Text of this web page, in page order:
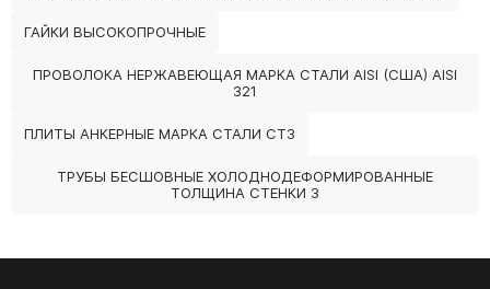
ГАЙКИ ВЫСОКОПРОЧНЫЕ
ПРОВОЛОКА НЕРЖАВЕЮЩАЯ МАРКА СТАЛИ AISI (США) AISI
321
ПЛИТЫ АНКЕРНЫЕ МАРКА СТАЛИ СТ3
ТРУБЫ БЕСШОВНЫЕ ХОЛОДНОДЕФОРМИРОВАННЫЕ
ТОЛЩИНА СТЕНКИ 3